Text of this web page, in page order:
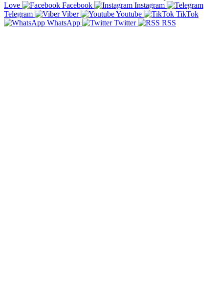
Love
Facebook
Instagram
Telegram
Viber Youtube
TikTok
WhatsApp
Twitter RSS